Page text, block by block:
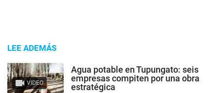
LEE ADEMÁS
VIDEO
Agua potable en Tupungato: seis
empresas compiten por una obra
estratégica